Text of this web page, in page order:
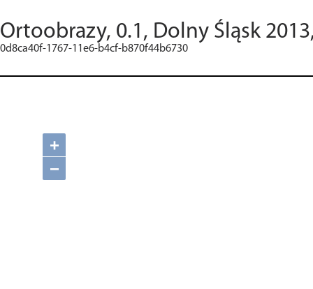
Ortoobrazy, 0.1, Dolny Śląsk
0d8ca40f-1767-11e6-b4cf-b870f44b6730
+
−